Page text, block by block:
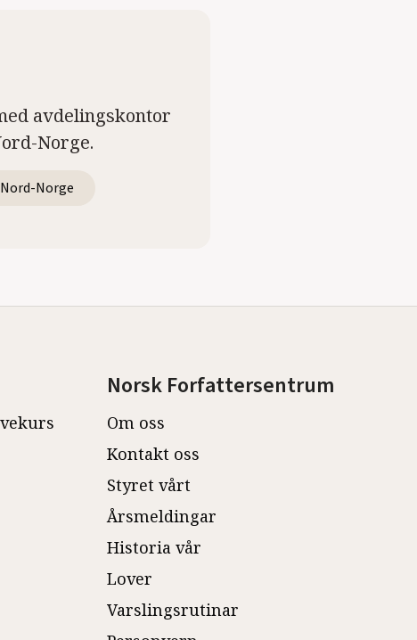
avdelingskontor
Norge.
Nord-Norge
Norsk Forfattersentrum
Om oss
Kontakt oss
Styret vårt
Årsmeldingar
Historia vår
Lover
Varslingsrutinar